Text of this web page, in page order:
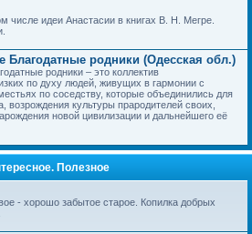
числе идеи Анастасии в книгах В. Н. Мегре.
Благодатные родники (Одесская обл.)
родники – это коллектив
по духу людей, живущих в гармонии с
по соседству, которые объединились для
возрождения культуры прародителей своих,
новой цивилизации и дальнейшего её
Полезное
- хорошо забытое старое. Копилка добрых